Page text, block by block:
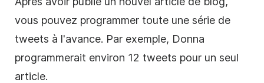
vous pouvez programmer toute une série de
tweets à l'avance. Par exemple, Donna
programmerait environ 12 tweets pour un seul
article.